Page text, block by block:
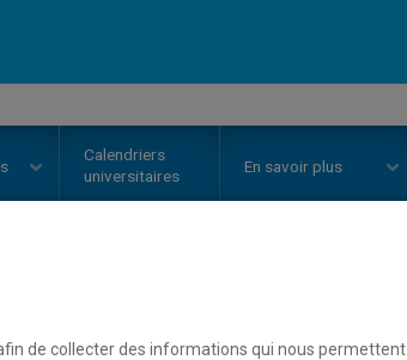
Calendriers
universitaires
En savoir plus
de collecter des informations qui nous permettent